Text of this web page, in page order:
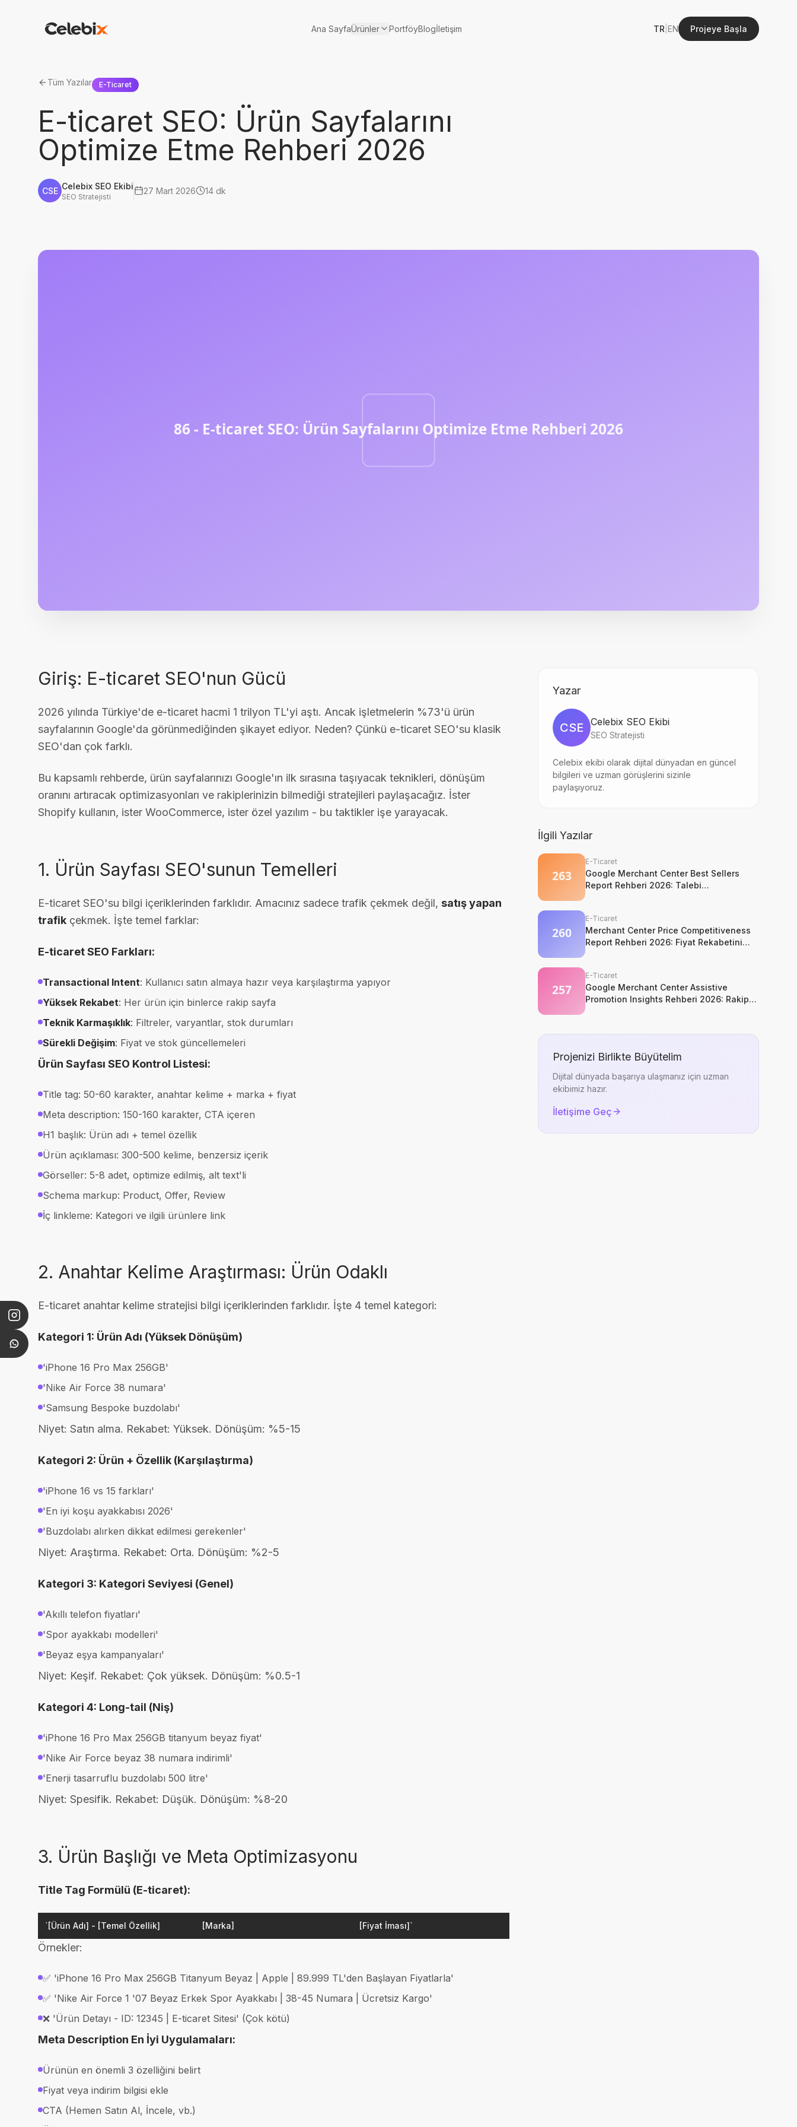
Ana SayfaÜrünler PortföyBlogİletişim TR EN Projeye Başla
Tüm Yazılar E-Ticaret
E-ticaret SEO: Ürün Sayfalarını
Optimize Etme Rehberi 2026
CSE Celebix SEO Ekibi
SEO Stratejisti
27 Mart 2026 14 dk
Giriş: E-ticaret SEO'nun Gücü
2026 yılında Türkiye'de e-ticaret hacmi 1 trilyon TL'yi aştı. Ancak işletmelerin %73'ü ürün
sayfalarının Google'da görünmediğinden şikayet ediyor. Neden? Çünkü e-ticaret SEO'su klasik
SEO'dan çok farklı.
Bu kapsamlı rehberde, ürün sayfalarınızı Google'ın ilk sırasına taşıyacak teknikleri, dönüşüm
oranını artıracak optimizasyonları ve rakiplerinizin bilmediği stratejileri paylaşacağız. İster
Shopify kullanın, ister WooCommerce, ister özel yazılım - bu taktikler işe yarayacak.
1. Ürün Sayfası SEO'sunun Temelleri
E-ticaret SEO'su bilgi içeriklerinden farklıdır. Amacınız sadece trafik çekmek değil, satış yapan
trafik çekmek. İşte temel farklar:
E-ticaret SEO Farkları:
Transactional Intent: Kullanıcı satın almaya hazır veya karşılaştırma yapıyor
Yüksek Rekabet: Her ürün için binlerce rakip sayfa
Teknik Karmaşıklık: Filtreler, varyantlar, stok durumları
Sürekli Değişim: Fiyat ve stok güncellemeleri
Ürün Sayfası SEO Kontrol Listesi:
Title tag: 50-60 karakter, anahtar kelime + marka + fiyat
Meta description: 150-160 karakter, CTA içeren
H1 başlık: Ürün adı + temel özellik
Ürün açıklaması: 300-500 kelime, benzersiz içerik
Görseller: 5-8 adet, optimize edilmiş, alt text'li
Schema markup: Product, Offer, Review
İç linkleme: Kategori ve ilgili ürünlere link
2. Anahtar Kelime Araştırması: Ürün Odaklı
E-ticaret anahtar kelime stratejisi bilgi içeriklerinden farklıdır. İşte 4 temel kategori:
Kategori 1: Ürün Adı (Yüksek Dönüşüm)
'iPhone 16 Pro Max 256GB'
'Nike Air Force 38 numara'
'Samsung Bespoke buzdolabı'
Niyet: Satın alma. Rekabet: Yüksek. Dönüşüm: %5-15
Kategori 2: Ürün + Özellik (Karşılaştırma)
'iPhone 16 vs 15 farkları'
'En iyi koşu ayakkabısı 2026'
'Buzdolabı alırken dikkat edilmesi gerekenler'
Niyet: Araştırma. Rekabet: Orta. Dönüşüm: %2-5
Kategori 3: Kategori Seviyesi (Genel)
'Akıllı telefon fiyatları'
'Spor ayakkabı modelleri'
'Beyaz eşya kampanyaları'
Niyet: Keşif. Rekabet: Çok yüksek. Dönüşüm: %0.5-1
Kategori 4: Long-tail (Niş)
'iPhone 16 Pro Max 256GB titanyum beyaz fiyat'
'Nike Air Force beyaz 38 numara indirimli'
'Enerji tasarruflu buzdolabı 500 litre'
Niyet: Spesifik. Rekabet: Düşük. Dönüşüm: %8-20
3. Ürün Başlığı ve Meta Optimizasyonu
Title Tag Formülü (E-ticaret):
`[Ürün Adı] - [Temel Özellik] [Marka] [Fiyat İması]`
Örnekler:
✅ 'iPhone 16 Pro Max 256GB Titanyum Beyaz | Apple | 89.999 TL'den Başlayan Fiyatlarla'
✅ 'Nike Air Force 1 '07 Beyaz Erkek Spor Ayakkabı | 38-45 Numara | Ücretsiz Kargo'
❌ 'Ürün Detayı - ID: 12345 | E-ticaret Sitesi' (Çok kötü)
Meta Description En İyi Uygulamaları:
Ürünün en önemli 3 özelliğini belirt
Fiyat veya indirim bilgisi ekle
CTA (Hemen Satın Al, İncele, vb.)
Yazar
CSE Celebix SEO Ekibi
SEO Stratejisti
Celebix ekibi olarak dijital dünyadan en güncel
bilgileri ve uzman görüşlerini sizinle
paylaşıyoruz.
İlgili Yazılar
E-Ticaret
Google Merchant Center Best Sellers
Report Rehberi 2026: Talebi
Kopyalamadan Okuyun
E-Ticaret
Merchant Center Price Competitiveness
Report Rehberi 2026: Fiyat Rekabetini
Marj Kaybetmeden Okuyun
E-Ticaret
Google Merchant Center Assistive
Promotion Insights Rehberi 2026: Rakip
Promosyonlarini Kopyalamadan Okumak
Projenizi Birlikte Büyütelim
Dijital dünyada başarıya ulaşmanız için uzman
ekibimiz hazır.
İletişime Geç